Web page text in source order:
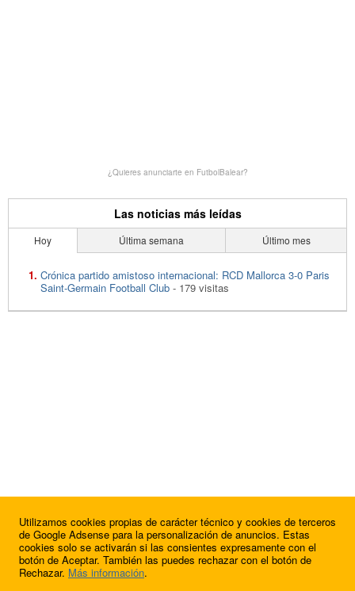
¿Quieres anunciarte en FutbolBalear?
Las noticias más leídas
Hoy Última semana Último mes
Crónica partido amistoso internacional: RCD Mallorca 3-0 Paris
Saint-Germain Football Club - 179 visitas
Utilizamos cookies propias de carácter técnico y cookies de terceros
de Google Adsense para la personalización de anuncios. Estas
cookies solo se activarán si las consientes expresamente con el
botón de Aceptar. También las puedes rechazar con el botón de
Rechazar. Más información.